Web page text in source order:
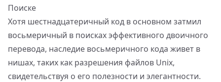
Поиске
Хотя шестнадцатеричный код в основном затмил
восьмеричный в поисках эффективного двоичного
перевода, наследие восьмеричного кода живет в
нишах, таких как разрешения файлов Unix,
свидетельствуя о его полезности и элегантности.